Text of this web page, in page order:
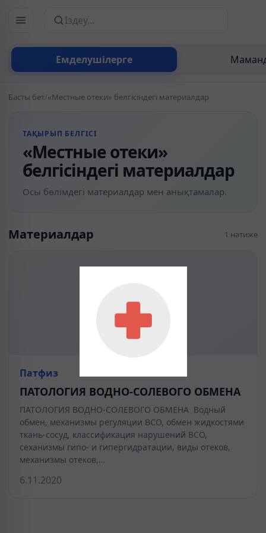
Емделушілерге
Сайттан іздеу
Басты бет/«Местные отеки» белгісіндегі материалдар
ТАҚЫРЫП БЕЛГІСІ
«Местные отеки»
белгісіндегі материалдар
Осы бөлімдегі материалдар мен анықтамалар.
Материалдар 1 нәтиже
Патфиз
ПАТОЛОГИЯ ВОДНО-СОЛЕВОГО ОБМЕНА
ПАТОЛОГИЯ ВОДНО-СОЛЕВОГО ОБМЕНА Водный
обмен, механизмы регуляции ВСО, обмен жидкостями
ткань-сосуд, классификация нарушений ВСО,
сеханизмы гипо- и гипергидратации, виды отеков,
механизмы отеков,…
6.11.2020